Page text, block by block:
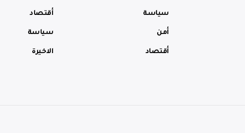
سياسة
أمن
أقتصاد
أقتصاد
سياسة
الاخيرة